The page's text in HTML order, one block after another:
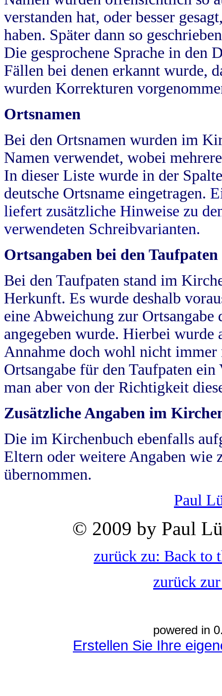
verstanden hat, oder besser
haben. Später dann so
Die gesprochene Sprache in
Fällen bei denen erkannt wurde,
wurden Korrekturen
Ortsnamen
Bei den Ortsnamen wurden im
Namen verwendet, wobei
In dieser Liste wurde in der
deutsche Ortsname eingetragen.
liefert zusätzliche Hinweise zu
verwendeten Schreibvarianten.
Ortsangaben bei den Taufpaten
Bei den Taufpaten stand im
Herkunft. Es wurde deshalb
eine Abweichung zur
angegeben wurde. Hierbei wurde
Annahme doch wohl nicht
Ortsangabe für den Taufpaten
man aber von der Richtigkeit
Zusätzliche Angaben im
Die im Kirchenbuch ebenfalls
Eltern oder weitere Angaben wie
übernommen.
Paul
© 2009 by Paul
zurück zu: Back to
zurück
powered in
Erstellen Sie Ihre